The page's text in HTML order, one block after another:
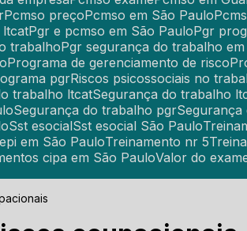
Pcmso preço Pcmso em São Paulo
ltcat Pgr e pcmso em São Paulo Pgr
trabalho Pgr segurança do trabalho
Programa de gerenciamento de risco
pgr Riscos psicossociais no
trabalho ltcat Segurança do trabalho
Segurança do trabalho pgr
Sst esocial Sst esocial São Paulo
em São Paulo Treinamento nr 5
cipa em São Paulo Valor do